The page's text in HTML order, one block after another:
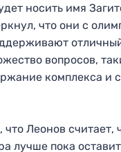
носить имя
что они с
вопросов,
комплекса и
Леонов считает,
лучше пока